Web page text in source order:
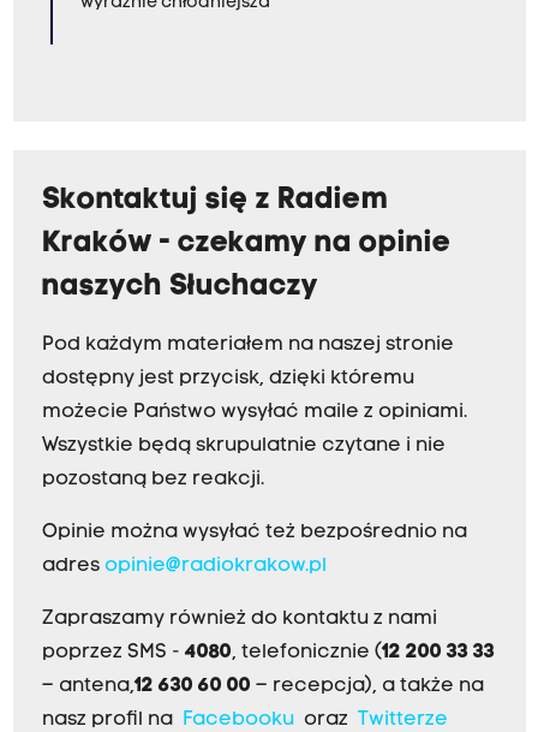
Skontaktuj się z Radiem
Kraków - czekamy na opinie
naszych Słuchaczy
Pod każdym materiałem na naszej stronie
dostępny jest przycisk, dzięki któremu
możecie Państwo wysyłać maile z opiniami.
Wszystkie będą skrupulatnie czytane i nie
pozostaną bez reakcji.
Opinie można wysyłać też bezpośrednio na
adres opinie@radiokrakow.pl
Zapraszamy również do kontaktu z nami
poprzez SMS - 4080, telefonicznie (12 200 33 33
– antena,12 630 60 00 – recepcja), a także na
nasz profil na
Facebookuoraz Twitterze